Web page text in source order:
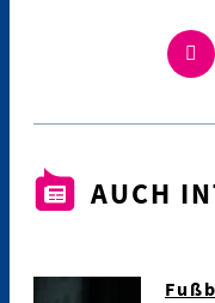
AUCH